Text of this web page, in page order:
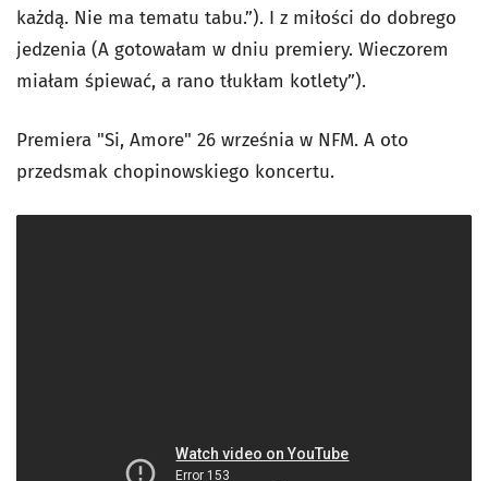
każdą. Nie ma tematu tabu.”). I z miłości do dobrego
jedzenia (A gotowałam w dniu premiery. Wieczorem
miałam śpiewać, a rano tłukłam kotlety”).
Premiera "Si, Amore" 26 września w NFM. A oto
przedsmak chopinowskiego koncertu.